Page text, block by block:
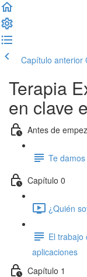
Capítulo anterior
Terapia
en clave
Antes de
Te
Capítulo 0
¿Quién
El trabajo
aplicaciones
Capítulo 1